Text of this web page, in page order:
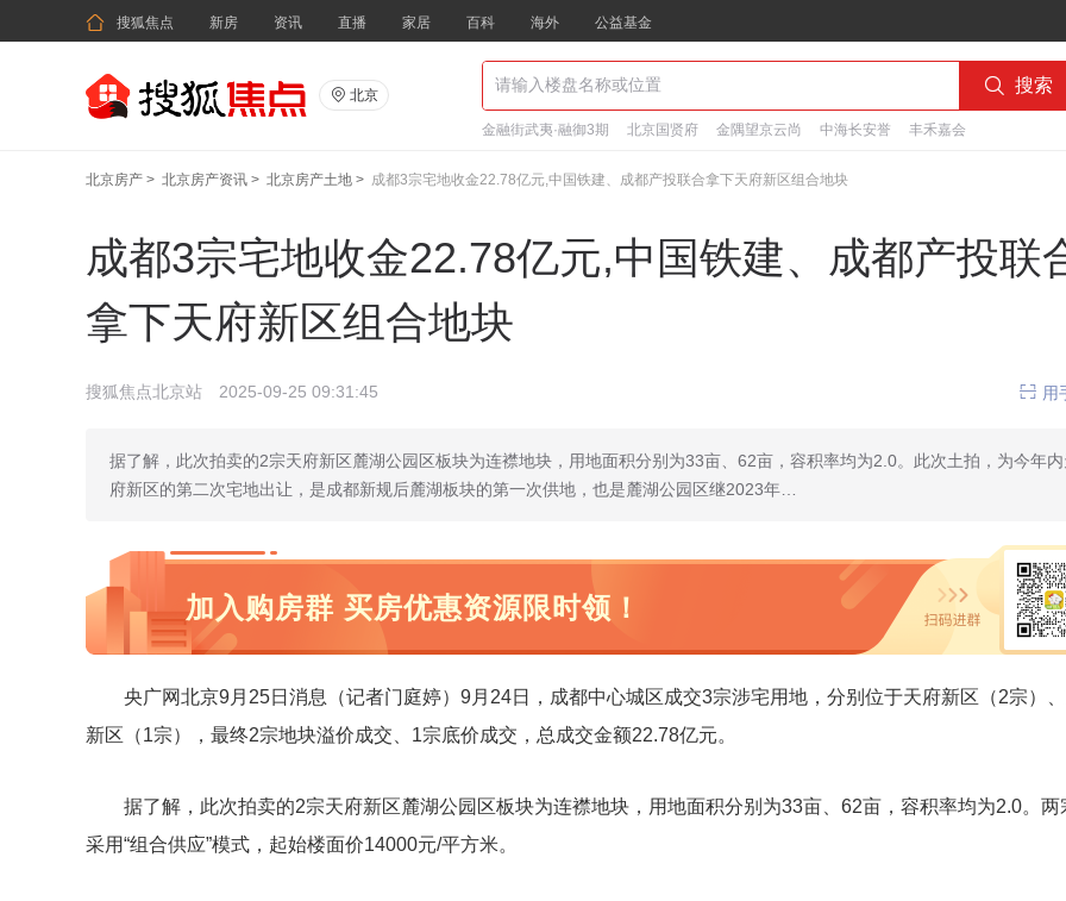
 搜狐焦点 新房 资讯 直播 家居 百科 海外 公益基金
 北京  搜索
金融街武夷·融御3期 北京国贤府 金隅望京云尚 中海长安誉 丰禾嘉会
北京房产 > 北京房产资讯 > 北京房产土地 > 成都3宗宅地收金22.78亿元,中国铁建、成都产投联合拿下天府新区组合地块
成都3宗宅地收金22.78亿元,中国铁建、成都产投联
拿下天府新区组合地块
搜狐焦点北京站 2025-09-25 09:31:45  用
据了解，此次拍卖的2宗天府新区麓湖公园区板块为连襟地块，用地面积分别为33亩、62亩，容积率均为2.0。此次土拍，为今年内
府新区的第二次宅地出让，是成都新规后麓湖板块的第一次供地，也是麓湖公园区继2023年…
加入购房群 买房优惠资源限时领！
央广网北京9月25日消息（记者门庭婷）9月24日，成都中心城区成交3宗涉宅用地，分别位于天府新区（2宗）
新区（1宗），最终2宗地块溢价成交、1宗底价成交，总成交金额22.78亿元。
据了解，此次拍卖的2宗天府新区麓湖公园区板块为连襟地块，用地面积分别为33亩、62亩，容积率均为2.0。两
采用“组合供应”模式，起始楼面价14000元/平方米。